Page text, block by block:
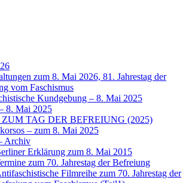
zum 8. Mai 2026, 81. Jahrestag der
vom Faschismus
Kundgebung – 8. Mai 2025
8. Mai 2025
TAG DER BEFREIUNG (2025)
– zum 8. Mai 2025
Archiv
Erklärung zum 8. Mai 2015
zum 70. Jahrestag der Befreiung
Filmreihe zum 70. Jahrestag der